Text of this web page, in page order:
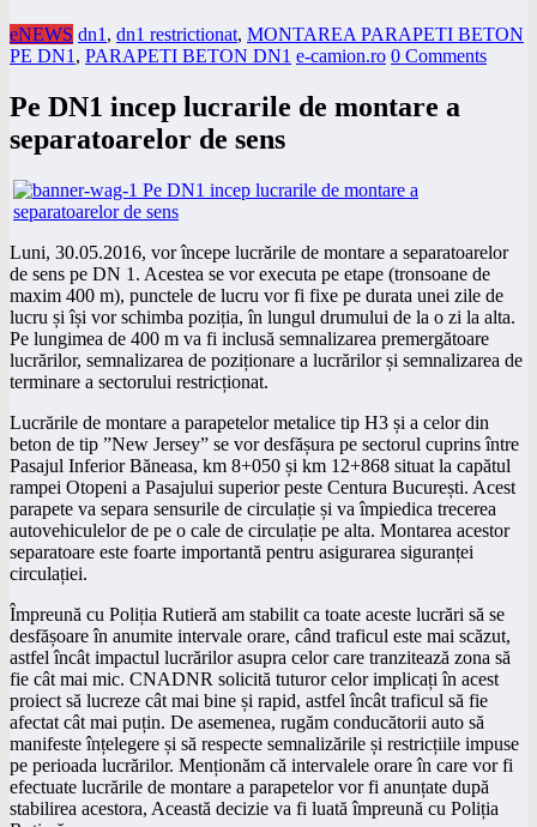
eNEWS dn1 , dn1 restrictionat, MONTAREA PARAPETI BETON
PE DN1 , PARAPETI BETON DN1 e-camion.ro 0 Comments
Pe DN1 incep lucrarile de montare a
separatoarelor de sens
Luni, 30.05.2016, vor începe lucrările de montare a separatoarelor
de sens pe DN 1. Acestea se vor executa pe etape (tronsoane de
maxim 400 m), punctele de lucru vor fi fixe pe durata unei zile de
lucru și își vor schimba poziția, în lungul drumului de la o zi la alta.
Pe lungimea de 400 m va fi inclusă semnalizarea premergătoare
lucrărilor, semnalizarea de poziționare a lucrărilor și semnalizarea de
terminare a sectorului restricționat.
Lucrările de montare a parapetelor metalice tip H3 și a celor din
beton de tip ”New Jersey” se vor desfășura pe sectorul cuprins între
Pasajul Inferior Băneasa, km 8+050 și km 12+868 situat la capătul
rampei Otopeni a Pasajului superior peste Centura București. Acest
parapete va separa sensurile de circulație și va împiedica trecerea
autovehiculelor de pe o cale de circulație pe alta. Montarea acestor
separatoare este foarte importantă pentru asigurarea siguranței
circulației.
Împreună cu Poliția Rutieră am stabilit ca toate aceste lucrări să se
desfășoare în anumite intervale orare, când traficul este mai scăzut,
astfel încât impactul lucrărilor asupra celor care tranzitează zona să
fie cât mai mic. CNADNR solicită tuturor celor implicați în acest
proiect să lucreze cât mai bine și rapid, astfel încât traficul să fie
afectat cât mai puțin. De asemenea, rugăm conducătorii auto să
manifeste înțelegere și să respecte semnalizările și restricțiile impuse
pe perioada lucrărilor. Menționăm că intervalele orare în care vor fi
efectuate lucrările de montare a parapetelor vor fi anunțate după
stabilirea acestora, Această decizie va fi luată împreună cu Poliția